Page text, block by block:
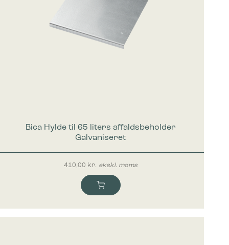
Bica Hylde til 65 liters affaldsbeholder
Galvaniseret
410,00 kr. ekskl. moms